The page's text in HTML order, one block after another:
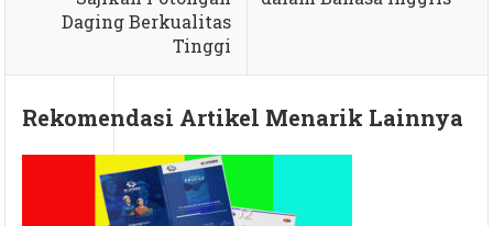
Daging Berkualitas
Tinggi
Rekomendasi Artikel Menarik Lainnya